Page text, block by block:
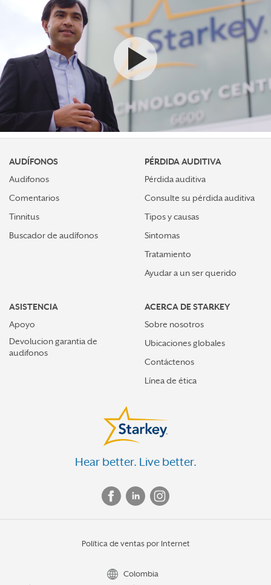
Ver el video
AUDÍFONOS
Audifonos
Comentarios
Tinnitus
Buscador de audífonos
PÉRDIDA AUDITIVA
Pérdida auditiva
Consulte su pérdida auditiva
Tipos y causas
Sintomas
Tratamiento
Ayudar a un ser querido
ASISTENCIA
Apoyo
Devolucion garantia de
audifonos
ACERCA DE STARKEY
Sobre nosotros
Ubicaciones globales
Contáctenos
Línea de ética
Hear better. Live better.
Política de ventas por Internet
Colombia